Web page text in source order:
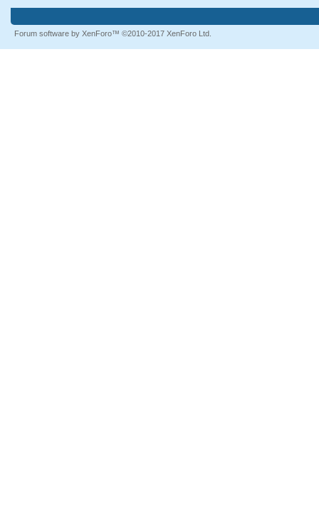
Forum software by XenForo™ ©2010-2017 XenForo Ltd.